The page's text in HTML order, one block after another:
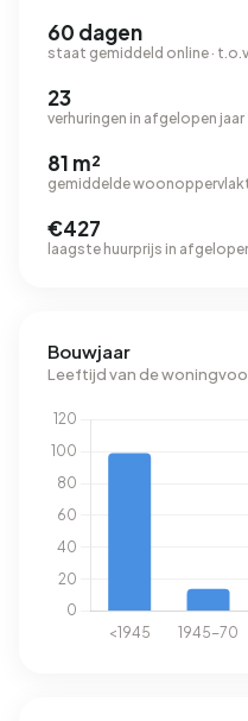
60 dagen
staat gemiddeld online ·
23
verhuringen in afgelopen jaar
81 m²
gemiddelde
€427
laagste huurprijs in
Bouwjaar
Leeftijd van de